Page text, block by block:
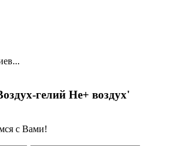
гелий Не+ воздух'
с Вами!